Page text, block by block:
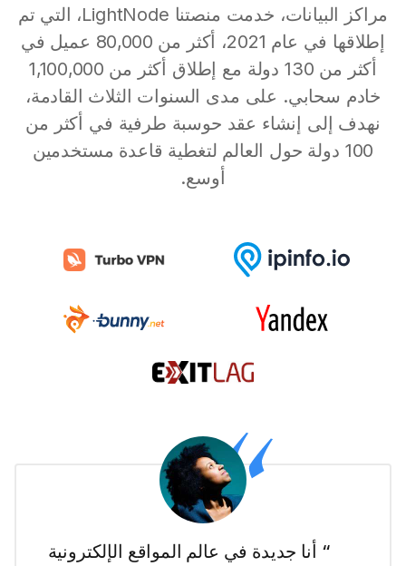
مراكز البيانات، خدمت منصتنا LightNode، التي تم
إطلاقها في عام 2021، أكثر من 80,000 عميل في
أكثر من 130 دولة مع إطلاق أكثر من 1,100,000
خادم سحابي. على مدى السنوات الثلاث القادمة،
نهدف إلى إنشاء عقد حوسبة طرفية في أكثر من
100 دولة حول العالم لتغطية قاعدة مستخدمين
أوسع.
“ أنا جديدة في عالم المواقع الإلكترونية